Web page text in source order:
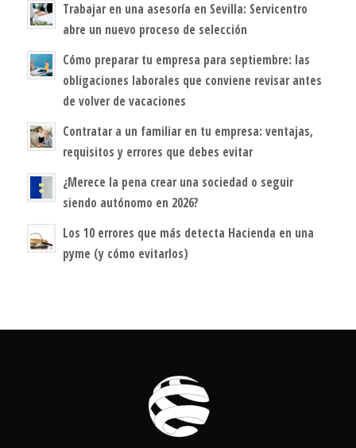
Trabajar en una asesoría en Sevilla: Servicentro
abre un nuevo proceso de selección
Cómo preparar tu empresa para septiembre: las
obligaciones laborales que conviene revisar antes
de volver de vacaciones
Contratar a un familiar en tu empresa: ventajas,
requisitos y errores que debes evitar
¿Merece la pena crear una sociedad o seguir
siendo autónomo en 2026?
Los 10 errores que más detecta Hacienda en una
pyme (y cómo evitarlos)